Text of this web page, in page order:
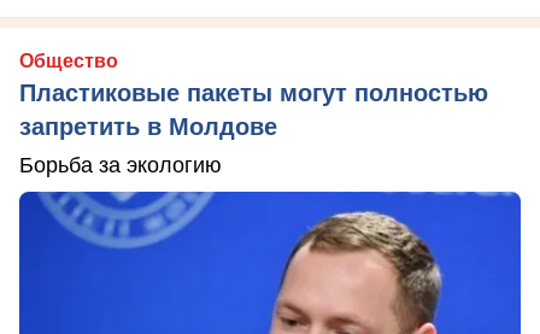
Общество
Пластиковые пакеты могут полностью
запретить в Молдове
Борьба за экологию